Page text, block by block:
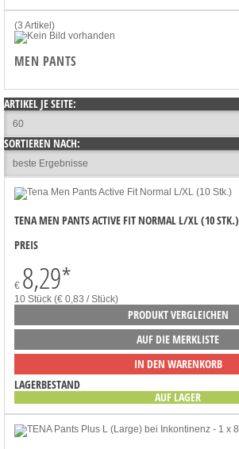
(3 Artikel)
MEN PANTS
ARTIKEL JE SEITE:
SORTIEREN NACH:
TENA MEN PANTS ACTIVE FIT NORMAL L/XL (10 STK.)
PREIS
€ 8,29*
10 Stück (€ 0,83 / Stück)
PRODUKT VERGLEICHEN
AUF DIE MERKLISTE
IN DEN WARENKORB
LAGERBESTAND
AUF LAGER